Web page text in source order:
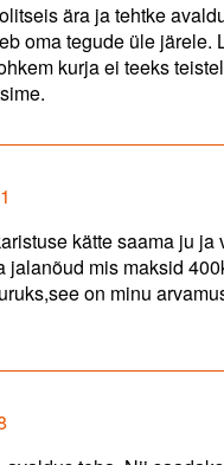
ära ja tehtke
oma tegude üle
kurja ei teeks
kätte saama ju
mis maksid
on minu